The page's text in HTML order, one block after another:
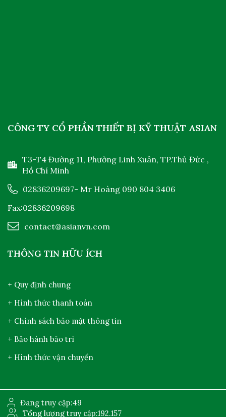
CÔNG TY CỔ PHẦN THIẾT BỊ KỸ THUẬT ASIAN
T3-T4 Đường 11, Phường Linh Xuân, TP.Thủ Đức ,
Hồ Chí Minh
02836209697- Mr Hoàng 090 804 3406
Fax:02836209698
contact@asianvn.com
THÔNG TIN HỮU ÍCH
+ Quy định chung
+ Hình thức thanh toán
+ Chính sách bảo mật thông tin
+ Bảo hành bảo trì
+ Hình thức vận chuyển
Đang truy cập:49
Tổng lượng truy cập:192.157